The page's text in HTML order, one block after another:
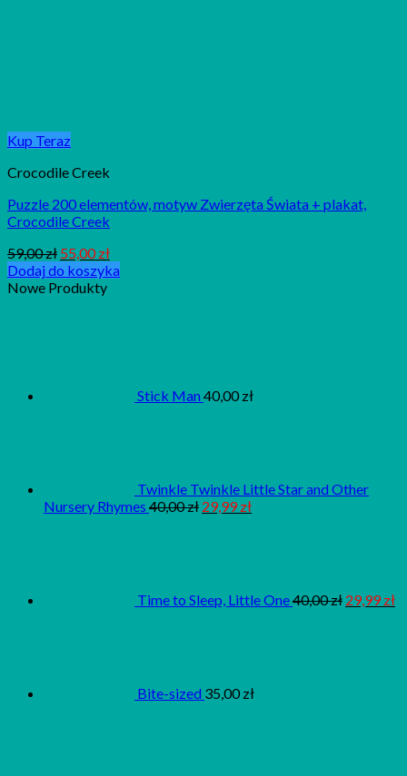
Kup Teraz
Crocodile Creek
Puzzle 200 elementów, motyw Zwierzęta Świata + plakat,
Crocodile Creek
59,00zł 55,00zł
Dodaj do koszyka
Nowe Produkty
Stick Man40,00 zł
Twinkle Twinkle Little Star and Other
Nursery Rhymes 40,00zł 29,99zł
Time to Sleep, Little One40,00zł 29,99zł
Bite-sized 35,00 zł